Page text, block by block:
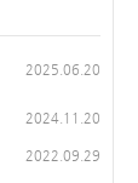
2025.06.20
2024.11.20
2022.09.29